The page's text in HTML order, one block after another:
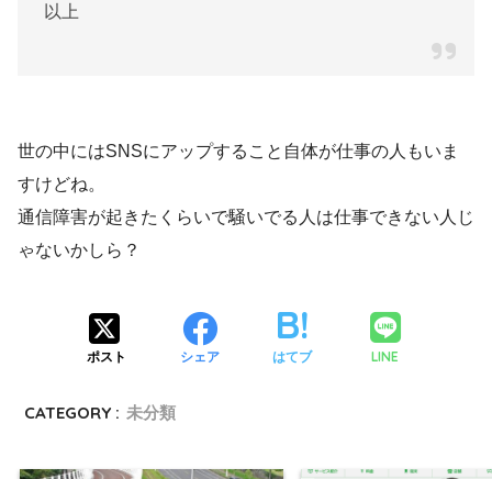
以上
世の中にはSNSにアップすること自体が仕事の人もいま
すけどね。
通信障害が起きたくらいで騒いでる人は仕事できない人じ
ゃないかしら？
ポスト シェア はてブ LINE
CATEGORY : 未分類